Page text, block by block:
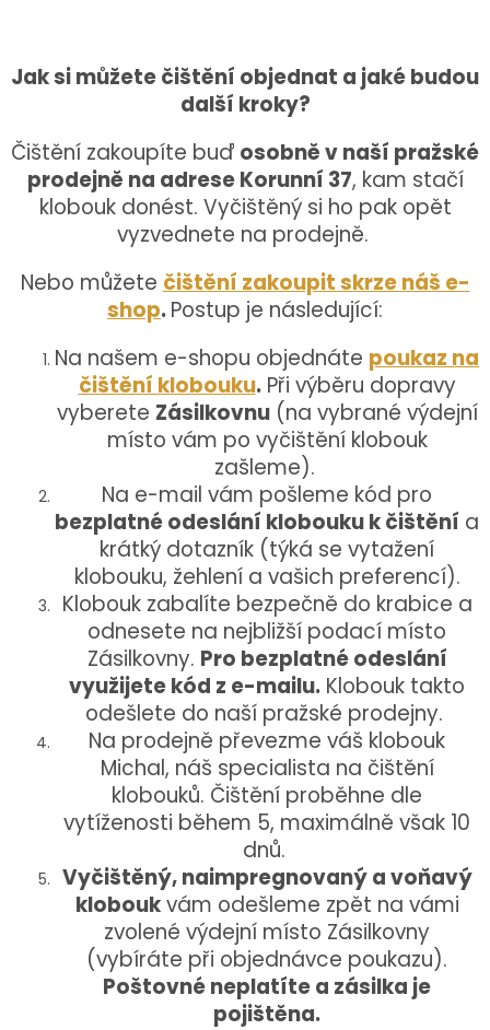
Jak si můžete čištění objednat a jaké budou
další kroky?
Čištění zakoupíte buď osobně v naší pražské
prodejně na adrese Korunní 37, kam stačí
klobouk donést. Vyčištěný si ho pak opět
vyzvednete na prodejně.
Nebo můžete čištění zakoupit skrze náš e-
shop.Postup je následující:
Na našem e-shopu objednáte poukaz na
čištění klobouku.Při výběru dopravy
vyberete Zásilkovnu(na vybrané výdejní
místo vám po vyčištění klobouk
zašleme).
Na e-mail vám pošleme kód pro
bezplatné odeslání klobouku k čištění a
krátký dotazník (týká se vytažení
klobouku, žehlení a vašich preferencí).
Klobouk zabalíte bezpečně do krabice a
odnesete na nejbližší podací místo
Zásilkovny. Pro bezplatné odeslání
využijete kód z e-mailu. Klobouk takto
odešlete do naší pražské prodejny.
Na prodejně převezme váš klobouk
Michal, náš specialista na čištění
klobouků. Čištění proběhne dle
vytíženosti během 5, maximálně však 10
dnů.
Vyčištěný, naimpregnovaný a voňavý
kloboukvám odešleme zpět na vámi
zvolené výdejní místo Zásilkovny
(vybíráte při objednávce poukazu).
Poštovné neplatíte a zásilka je
pojištěna.